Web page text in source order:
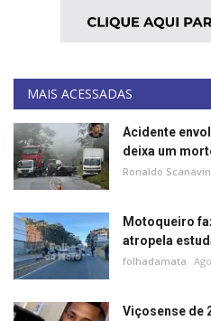
MAIS ACESSADAS
Acidente
deixa um
Ronaldo
Motoqueiro
atropela
folhadamata
Viçosense de